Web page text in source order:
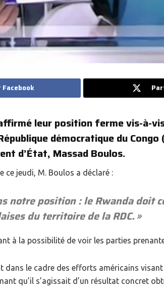
leur position ferme vis-à-
démocratique du
d’État, Massad Boulos.
ce jeudi, M. Boulos a déclaré :
notre position : le Rwanda doit
du territoire de la RDC. »
à la possibilité de voir les parties
dans le cadre des efforts américains
qu’il s’agissait d’un résultat concret